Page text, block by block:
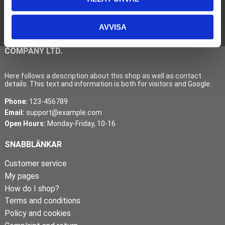
AVVISA
policy.
COMPANY LTD.
Here follows a description about this shop as well as contact
details. This text and information is both for visitors and Google.
Phone: 123-456789
Email: support@example.com
Open Hours: Monday-Friday, 10-16
SNABBLÄNKAR
Customer service
My pages
How do I shop?
Terms and conditions
Policy and cookies